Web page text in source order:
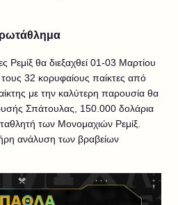
θα διεξαχθεί 01-03 Μαρτίου
τους 32 κορυφαίους παίκτες από
με την καλύτερη παρουσία θα
Σπάτουλας, 150.000 δολάρια
των Μονομαχιών Ρεμίξ.
ανάλυση των βραβείων